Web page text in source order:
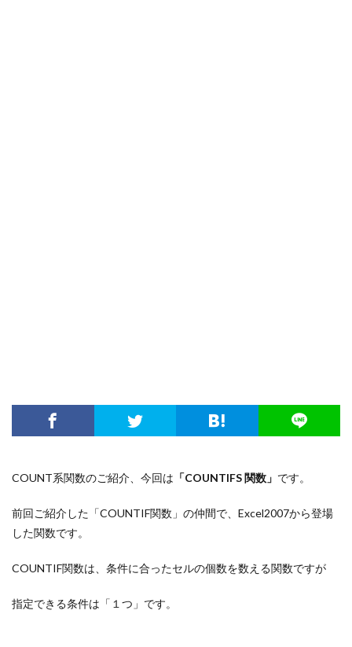
COUNT系関数のご紹介、今回は 「COUNTIFS 関数」 です。
前回ご紹介した「COUNTIF関数」の仲間で、Excel2007から登場
した関数です。
COUNTIF関数は、条件に合ったセルの個数を数える関数ですが
指定できる条件は「１つ」です。